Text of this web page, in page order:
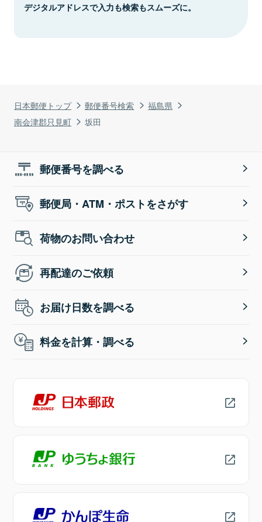
日本郵便トップ 郵便番号検索
福島県
南会津郡只見町
坂田
デジタルアドレスで入力も検索もスムーズに。
郵便番号を調べる
郵便局・ATM・ポストをさがす
荷物のお問い合わせ
再配達のご依頼
お届け日数を調べる
料金を計算・調べる